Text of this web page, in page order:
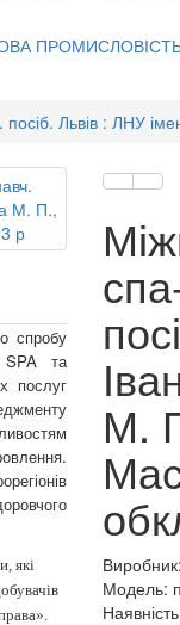
Львів : ЛНУ
спробу
SPA та
послуг
які
М.
Виробник:
Модель: